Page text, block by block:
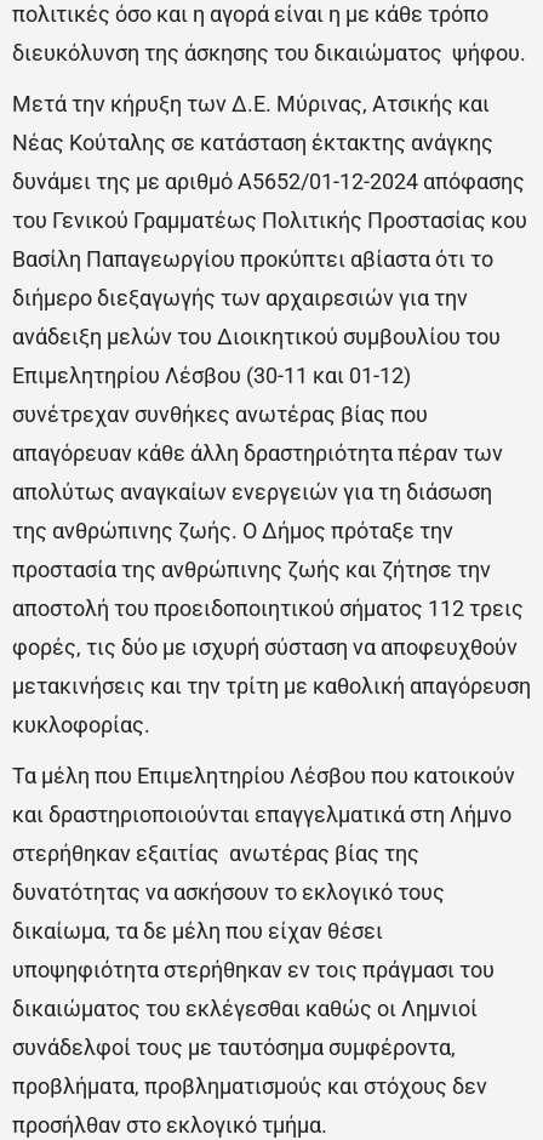
πολιτικές όσο και η αγορά είναι η με κάθε τρόπο
διευκόλυνση της άσκησης του δικαιώματος ψήφου.
Μετά την κήρυξη των Δ.Ε. Μύρινας, Ατσικής και
Νέας Κούταλης σε κατάσταση έκτακτης ανάγκης
δυνάμει της με αριθμό Α5652/01-12-2024 απόφασης
του Γενικού Γραμματέως Πολιτικής Προστασίας κου
Βασίλη Παπαγεωργίου προκύπτει αβίαστα ότι το
διήμερο διεξαγωγής των αρχαιρεσιών για την
ανάδειξη μελών του Διοικητικού συμβουλίου του
Επιμελητηρίου Λέσβου (30-11 και 01-12)
συνέτρεχαν συνθήκες ανωτέρας βίας που
απαγόρευαν κάθε άλλη δραστηριότητα πέραν των
απολύτως αναγκαίων ενεργειών για τη διάσωση
της ανθρώπινης ζωής. Ο Δήμος πρόταξε την
προστασία της ανθρώπινης ζωής και ζήτησε την
αποστολή του προειδοποιητικού σήματος 112 τρεις
φορές, τις δύο με ισχυρή σύσταση να αποφευχθούν
μετακινήσεις και την τρίτη με καθολική απαγόρευση
κυκλοφορίας.
Τα μέλη που Επιμελητηρίου Λέσβου που κατοικούν
και δραστηριοποιούνται επαγγελματικά στη Λήμνο
στερήθηκαν εξαιτίας ανωτέρας βίας της
δυνατότητας να ασκήσουν το εκλογικό τους
δικαίωμα, τα δε μέλη που είχαν θέσει
υποψηφιότητα στερήθηκαν εν τοις πράγμασι του
δικαιώματος του εκλέγεσθαι καθώς οι Λημνιοί
συνάδελφοί τους με ταυτόσημα συμφέροντα,
προβλήματα, προβληματισμούς και στόχους δεν
προσήλθαν στο εκλογικό τμήμα.